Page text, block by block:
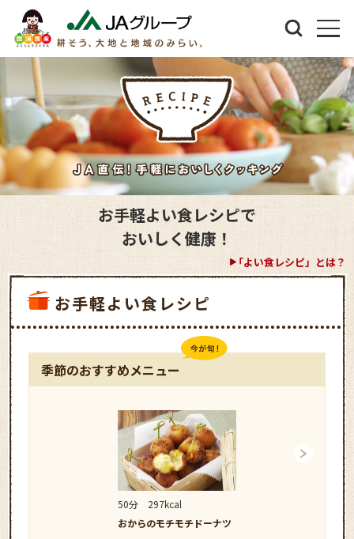
お手軽よい食レシピで
おいしく健康！
お手軽よい食レシピ
「よい食レシピ」とは？
季節のおすすめメニュー
50分
297kcal
おからのモチモチドーナツ
お野菜たっぷりかき揚げ